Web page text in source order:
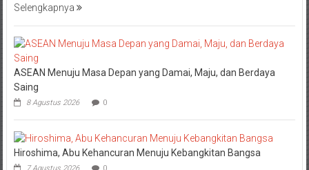
Selengkapnya
ASEAN Menuju Masa Depan yang Damai, Maju, dan Berdaya
Saing
8 Agustus 2026 0
Hiroshima, Abu Kehancuran Menuju Kebangkitan Bangsa
7 Agustus 2026 0